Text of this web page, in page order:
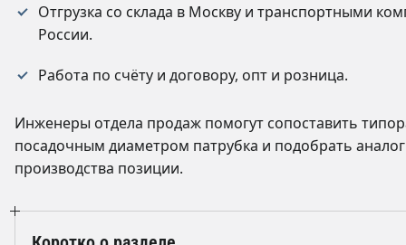
Отгрузка со склада в Москву и транспортными
России.
Работа по счёту и договору, опт и розница.
Инженеры отдела продаж помогут сопоставить
посадочным диаметром патрубка и подобрать
производства позиции.